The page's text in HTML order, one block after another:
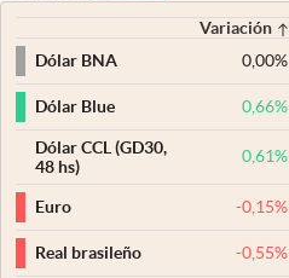
Variación
Dólar BNA
0,00%
Dólar Blue 0,66%
Dólar CCL (GD30,
48 hs)
0,61%
Euro -0,15%
Real brasileño -0,55%